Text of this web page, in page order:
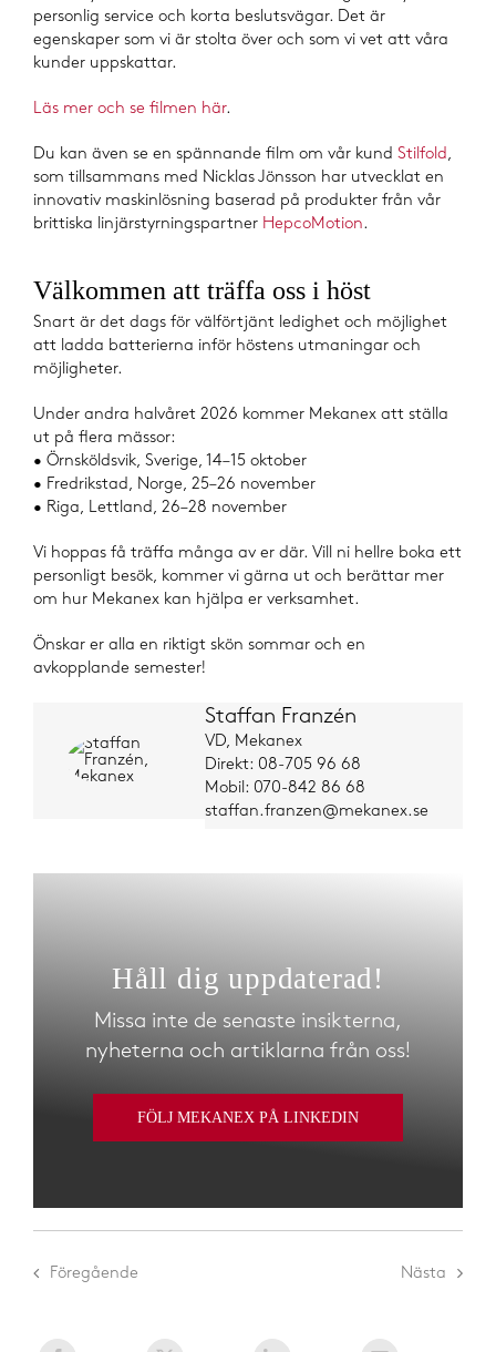
personlig service och korta beslutsvägar. Det är
egenskaper som vi är stolta över och som vi vet att våra
kunder uppskattar.
Läs mer och se filmen här.
Du kan även se en spännande film om vår kund Stilfold ,
som tillsammans med Nicklas Jönsson har utvecklat en
innovativ maskinlösning baserad på produkter från vår
brittiska linjärstyrningspartner HepcoMotion.
Välkommen att träffa oss i höst
Snart är det dags för välförtjänt ledighet och möjlighet
att ladda batterierna inför höstens utmaningar och
möjligheter.
Under andra halvåret 2026 kommer Mekanex att ställa
ut på flera mässor:
• Örnsköldsvik, Sverige, 14–15 oktober
• Fredrikstad, Norge, 25–26 november
• Riga, Lettland, 26–28 november
Vi hoppas få träffa många av er där. Vill ni hellre boka ett
personligt besök, kommer vi gärna ut och berättar mer
om hur Mekanex kan hjälpa er verksamhet.
Önskar er alla en riktigt skön sommar och en
avkopplande semester!
Staffan Franzén
VD, Mekanex
Direkt: 08-705 96 68
Mobil: 070-842 86 68
staffan.franzen@mekanex.se
Håll dig uppdaterad!
Missa inte de senaste insikterna,
nyheterna och artiklarna från oss!
FÖLJ MEKANEX PÅ LINKEDIN
Föregående Nästa